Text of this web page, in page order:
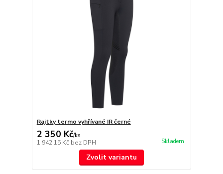
Rajtky termo vyhřívané IR černé
2 350 Kč/ks
1 942,15 Kč bez DPH Skladem
Zvolit variantu